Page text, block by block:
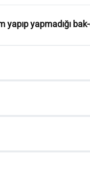
yapıp yapmadığı